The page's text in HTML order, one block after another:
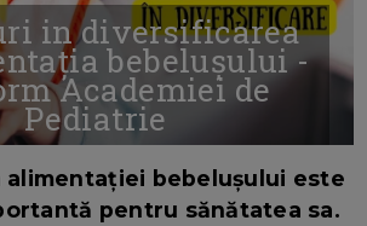
in diversificarea
bebelușului -
Academiei de
Pediatrie
alimentației bebelușului este
pentru sănătatea sa.